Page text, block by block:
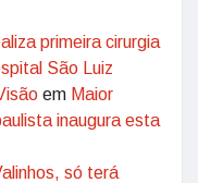
primeira cirurgia
São Luiz
em Maior
inaugura esta
só terá